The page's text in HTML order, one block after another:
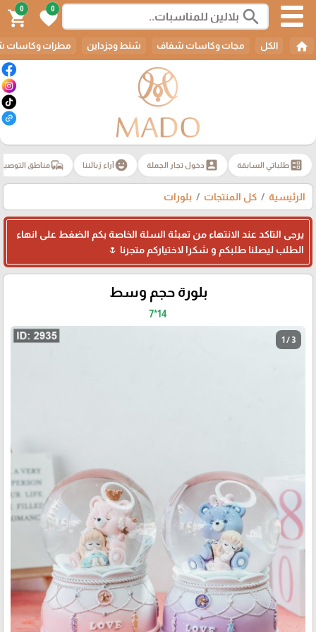
search
0
favorite
0
shopping_cart
home الكل مجات وكاسات شفاف شنط وجزداين مطرات وكاسات
ballotطلباتي السابقة account_box دخول تجار الجملة emoji_emotionsآراء زبائننا commuteمناطق
الرئيسية كل المنتجات بلورات
يرجى التاكد عند الانتهاء من تعبئة السلة الخاصة بكم الضغط على انهاء
الطلب ليصلنا طلبكم و شكرا لاختياركم متجرنا 🌷
بلورة حجم وسط
14*7
1 / 3